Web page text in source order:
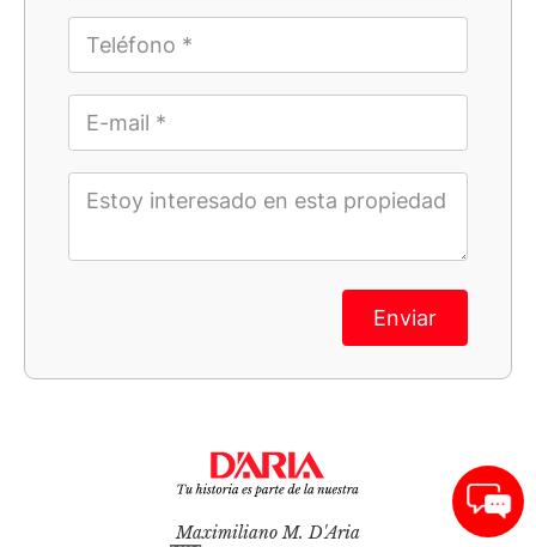
Enviar
Maximiliano M. D'Aria